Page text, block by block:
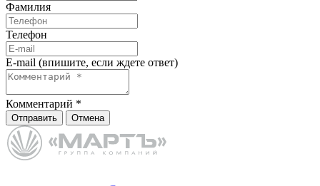
Фамилия
Телефон
E-mail (впишите, если ждете ответ)
Комментарий *
Отправить Отмена